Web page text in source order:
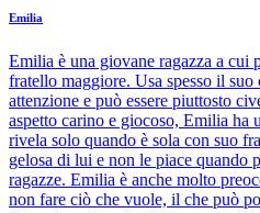
Emilia
Emilia è una giovane ragazza a cui
fratello maggiore. Usa spesso il suo
attenzione e può essere piuttosto
aspetto carino e giocoso, Emilia ha
rivela solo quando è sola con suo
gelosa di lui e non le piace quando
ragazze. Emilia è anche molto
non fare ciò che vuole, il che può